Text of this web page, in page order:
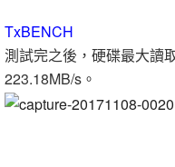
TxBENCH
測試完之後，硬碟最大讀
223.18MB/s。